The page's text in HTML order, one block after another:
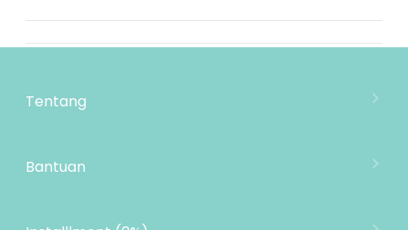
Tentang
Lokasi Toko
MOOIMOM Affiliate Program
Bantuan